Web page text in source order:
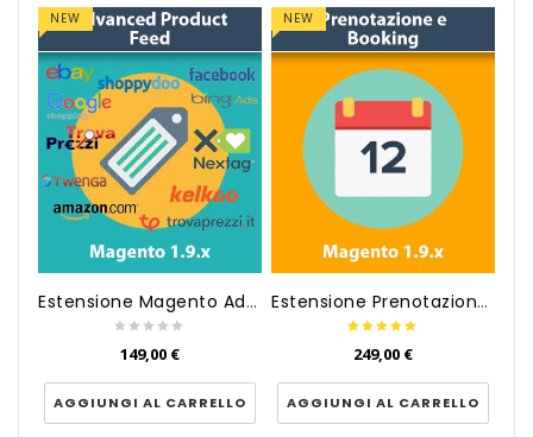
NEW
Estensione Magento Advanced Pr...
149,00 €
AGGIUNGI AL CARRELLO
NEW
Estensione Prenotazione Bookin...
249,00 €
AGGIUNGI AL CARRELLO